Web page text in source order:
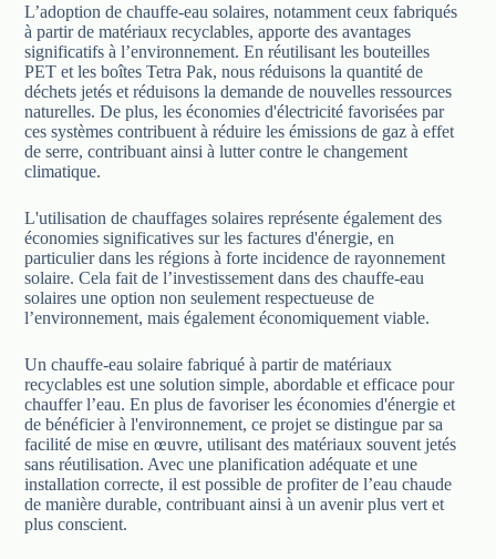
L’adoption de chauffe-eau solaires, notamment ceux fabriqués
à partir de matériaux recyclables, apporte des avantages
significatifs à l’environnement. En réutilisant les bouteilles
PET et les boîtes Tetra Pak, nous réduisons la quantité de
déchets jetés et réduisons la demande de nouvelles ressources
naturelles. De plus, les économies d'électricité favorisées par
ces systèmes contribuent à réduire les émissions de gaz à effet
de serre, contribuant ainsi à lutter contre le changement
climatique.
L'utilisation de chauffages solaires représente également des
économies significatives sur les factures d'énergie, en
particulier dans les régions à forte incidence de rayonnement
solaire. Cela fait de l’investissement dans des chauffe-eau
solaires une option non seulement respectueuse de
l’environnement, mais également économiquement viable.
Un chauffe-eau solaire fabriqué à partir de matériaux
recyclables est une solution simple, abordable et efficace pour
chauffer l’eau. En plus de favoriser les économies d'énergie et
de bénéficier à l'environnement, ce projet se distingue par sa
facilité de mise en œuvre, utilisant des matériaux souvent jetés
sans réutilisation. Avec une planification adéquate et une
installation correcte, il est possible de profiter de l’eau chaude
de manière durable, contribuant ainsi à un avenir plus vert et
plus conscient.